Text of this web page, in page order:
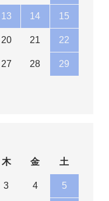
13 14 15
20 21 22
27 28 29
木 金 土
3 4 5